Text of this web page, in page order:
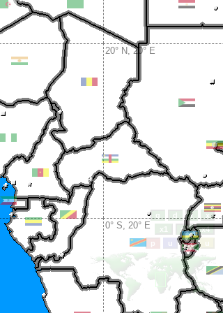
20° N, 20° E
0° S, 20° E